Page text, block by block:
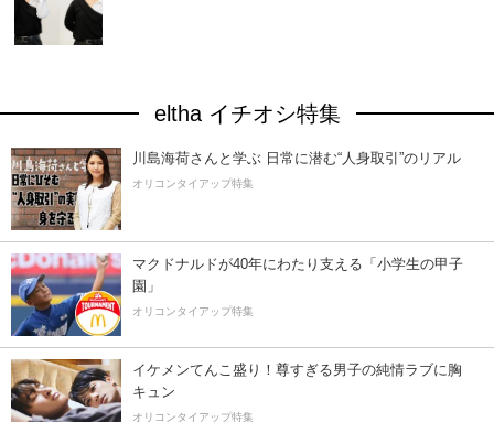
eltha イチオシ特集
川島海荷さんと学ぶ 日常に潜む“人身取引”のリアル
オリコンタイアップ特集
マクドナルドが40年にわたり支える「小学生の甲子
園」
オリコンタイアップ特集
イケメンてんこ盛り！尊すぎる男子の純情ラブに胸
キュン
オリコンタイアップ特集